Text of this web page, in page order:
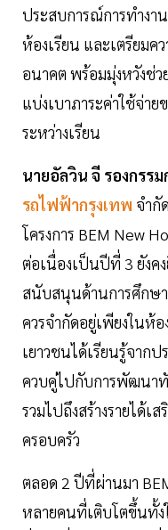
ประสบการณ์การทำงา
ห้องเรียน และเตรียมค
อนาคต พร้อมมุ่งหวังช่
แบ่งเบาภาระค่าใช้จ่าย
ระหว่างเรียน
นายอัลวิน จี รองกรร
รถไฟฟ้ากรุงเทพ จำกั
โครงการ BEM New
ต่อเนื่องเป็นปีที่ 3 ยังค
สนับสนุนด้านการศึกษา
ควรจำกัดอยู่เพียงในห้
เยาวชนได้เรียนรู้จาก
ควบคู่ไปกับการพัฒนา
รวมไปถึงสร้างรายได้เ
ครอบครัว
ตลอด 2 ปีที่ผ่านมา
หลายคนที่เติบโตขึ้นทั้ง